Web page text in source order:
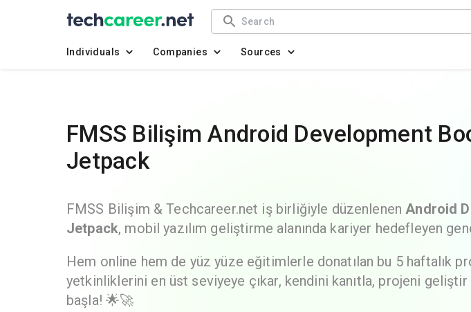
Individuals Companies Sources
FMSS Bilişim Android Development
Jetpack
FMSS Bilişim & Techcareer.net iş birliğiyle düzenlenenAndroid
Jetpack, mobil yazılım geliştirme alanında kariyer hedefleyen
Hem online hem de yüz yüze eğitimlerle donatılan bu 5 haftalık
yetkinliklerini en üst seviyeye çıkar, kendini kanıtla, projeni
başla! 🌟🚀